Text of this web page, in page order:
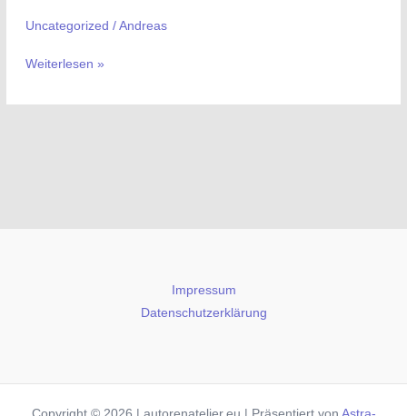
Uncategorized / Andreas
Weiterlesen »
Impressum
Datenschutzerklärung